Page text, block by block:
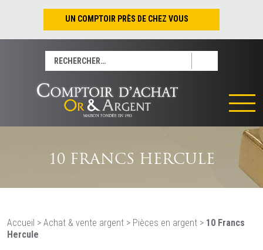
UN COMPTOIR PRÈS DE CHEZ VOUS
Nantes – Jean-Jacques Rousseau
Nantes – Saint-Pierre
Tours
La Rochelle
La Roche/Yon
Rechercher :
10 FRANCS HERCULE
Accueil > Achat & vente argent > Pièces en argent > 10 Francs
Hercule